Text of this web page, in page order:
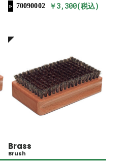
70090002
￥3,300(税込)
Brass
Brush